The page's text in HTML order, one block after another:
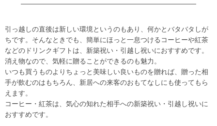
引っ越しの直後は新しい環境というのもあり、何かとバタバタしが
ちです。そんなときでも、簡単にほっと一息つけるコーヒーや紅茶
などのドリンクギフトは、新築祝い・引越し祝いにおすすめです。
消え物なので、気軽に贈ることができるのも魅力。
いつも買うものよりちょっと美味しい良いものを贈れば、贈った相
手が飲むのはもちろん、新居への来客のおもてなしにも使ってもら
えます。
コーヒー・紅茶は、気心の知れた相手への新築祝い・引越し祝いに
おすすめです。